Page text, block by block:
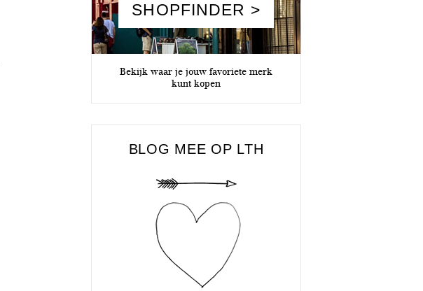
SHOPFINDER >
Bekijk waar je jouw favoriete merk
kunt kopen
BLOG MEE OP LTH